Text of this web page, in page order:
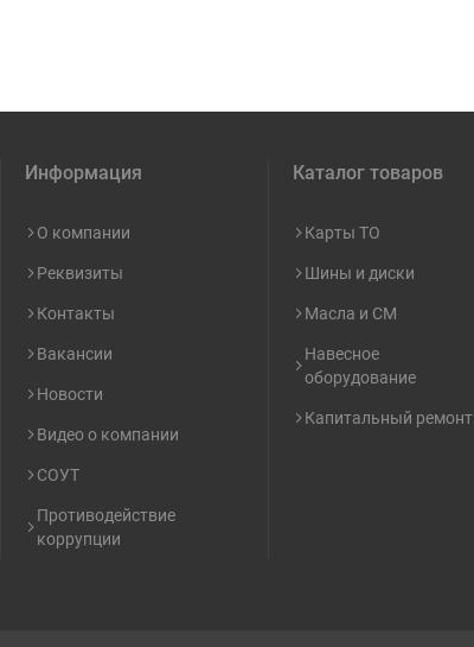
Информация
О компании
Реквизиты
Контакты
Вакансии
Новости
Видео о компании
СОУТ
Противодействие
коррупции
Каталог товаров
Карты ТО
Шины и диски
Масла и СМ
Навесное
оборудование
Капитальный ремонт